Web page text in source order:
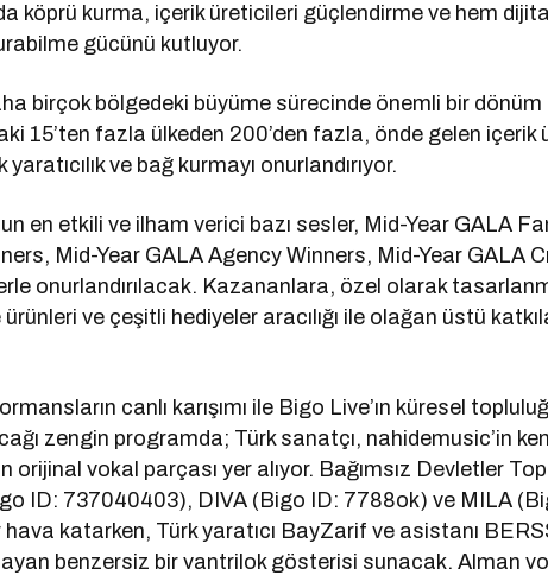
köprü kurma, içerik üreticileri güçlendirme ve hem
gücünü kutluyor.
birçok bölgedeki büyüme sürecinde önemli bir
15’ten fazla ülkeden 200’den fazla, önde gelen içerik
ve bağ kurmayı onurlandırıyor.
en etkili ve ilham verici bazı sesler, Mid-Year GALA
Mid-Year GALA Agency Winners, Mid-Year GALA
onurlandırılacak. Kazananlara, özel olarak
ve çeşitli hediyeler aracılığı ile olağan üstü
canlı karışımı ile Bigo Live’ın küresel
zengin programda; Türk sanatçı, nahidemusic’in
orijinal vokal parçası yer alıyor. Bağımsız Devletler
ID: 737040403), DIVA (Bigo ID: 7788ok) ve MILA
katarken, Türk yaratıcı BayZarif ve asistanı
benzersiz bir vantrilok gösterisi sunacak. Alman